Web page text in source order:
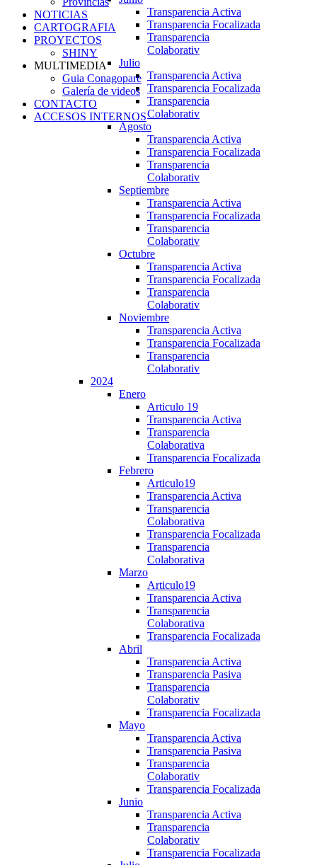
Transparencia Activa
Transparencia Focalizada
Transparencia
Colaborativ
Julio
Transparencia Activa
Transparencia Focalizada
Transparencia
Colaborativ
Agosto
Transparencia Activa
Transparencia Focalizada
Transparencia
Colaborativ
Septiembre
Transparencia Activa
Transparencia Focalizada
Transparencia
Colaborativ
Octubre
Transparencia Activa
Transparencia Focalizada
Transparencia
Colaborativ
Noviembre
Transparencia Activa
Transparencia Focalizada
Transparencia
Colaborativ
2024
Enero
Articulo 19
Transparencia Activa
Transparencia
Colaborativa
Transparencia Focalizada
Febrero
Articulo19
Transparencia Activa
Transparencia
Colaborativa
Transparencia Focalizada
Transparencia
Colaborativa
Marzo
Articulo19
Transparencia Activa
Transparencia
Colaborativa
Transparencia Focalizada
Abril
Transparencia Activa
Transparencia Pasiva
Transparencia
Colaborativ
Transparencia Focalizada
Mayo
Transparencia Activa
Transparencia Pasiva
Transparencia
Colaborativ
Transparencia Focalizada
Junio
Transparencia Activa
Transparencia
Colaborativ
Transparencia Focalizada
NOTICIAS
CARTOGRAFIA
PROYECTOS
SHINY
MULTIMEDIA
Guia Conagopare
Galería de videos
CONTACTO
ACCESOS INTERNOS